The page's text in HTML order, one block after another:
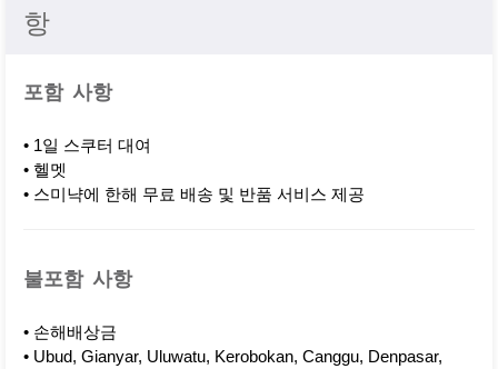
항
포함 사항
• 1일 스쿠터 대여
• 헬멧
• 스미냑에 한해 무료 배송 및 반품 서비스 제공
불포함 사항
• 손해배상금
• Ubud, Gianyar, Uluwatu, Kerobokan, Canggu, Denpasar,